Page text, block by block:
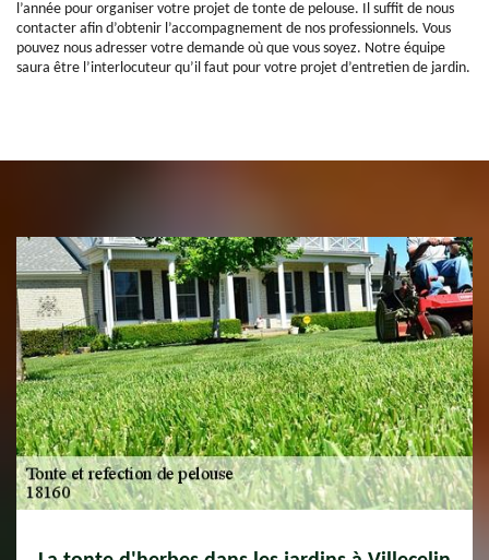
l’année pour organiser votre projet de tonte de pelouse. Il suffit de nous
contacter afin d’obtenir l’accompagnement de nos professionnels. Vous
pouvez nous adresser votre demande où que vous soyez. Notre équipe
saura être l’interlocuteur qu’il faut pour votre projet d’entretien de jardin.